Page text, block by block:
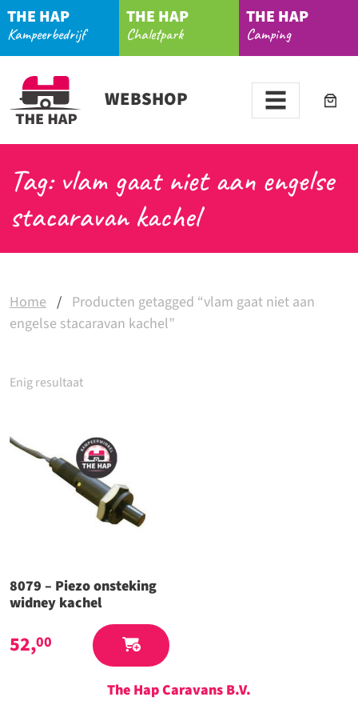
THE HAP
Kampeerbedrijf
THE HAP
Chaletpark
THE HAP
Camping
WEBSHOP
Tag: vlam gaat niet aan engelse
stacaravan kachel
Home / Producten getagged “vlam gaat niet aan
engelse stacaravan kachel”
Enig resultaat
8079 – Piezo onsteking
widney kachel
52,00
The Hap Caravans B.V.